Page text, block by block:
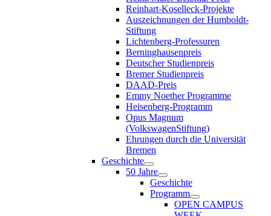
Reinhart-Koselleck-Projekte
Auszeichnungen der Humboldt-
Stiftung
Lichtenberg-Professuren
Berninghausenpreis
Deutscher Studienpreis
Bremer Studienpreis
DAAD-Preis
Emmy Noether Programme
Heisenberg-Programm
Opus Magnum
(VolkswagenStiftung)
Ehrungen durch die Universität
Bremen
Geschichte
50 Jahre
Geschichte
Programm
OPEN CAMPUS